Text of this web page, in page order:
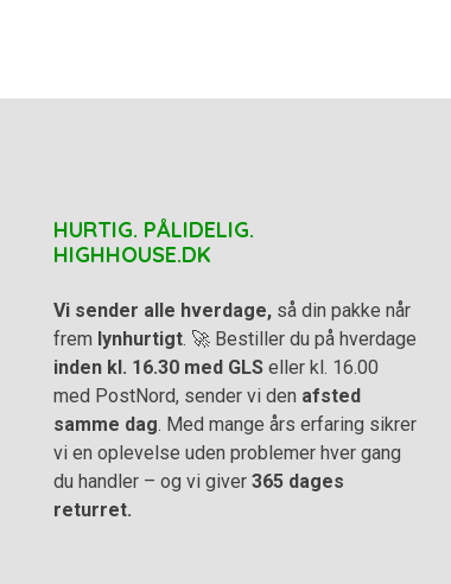
HURTIG. PÅLIDELIG.
HIGHHOUSE.DK
Vi sender alle hverdage, så din pakke når
frem lynhurtigt . 🚀 Bestiller du på hverdage
inden kl. 16.30 med GLS eller kl. 16.00
med PostNord, sender vi den afsted
samme dag . Med mange års erfaring sikrer
vi en oplevelse uden problemer hver gang
du handler – og vi giver 365 dages
returret.